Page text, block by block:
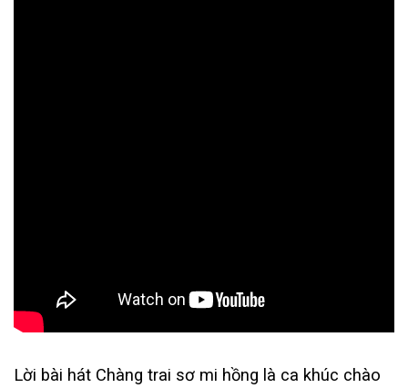
Lời bài hát Chàng trai sơ mi hồng là ca khúc chào